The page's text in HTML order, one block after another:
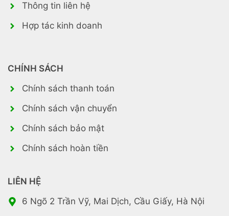
Thông tin liên hệ
Hợp tác kinh doanh
CHÍNH SÁCH
Chính sách thanh toán
Chính sách vận chuyển
Chính sách bảo mật
Chính sách hoàn tiền
LIÊN HỆ
6 Ngõ 2 Trần Vỹ, Mai Dịch, Cầu Giấy, Hà Nội